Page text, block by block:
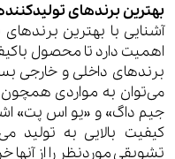
بهترین برندهای
آشنایی با بهترین
اهمیت دارد تا محصول
برندهای داخلی و خارجی
می‌توان به مواردی همچون
جیم داگ» و «یو اس پت»
کیفیت بالایی به تولید
تشویقی موردنظر را از آنها